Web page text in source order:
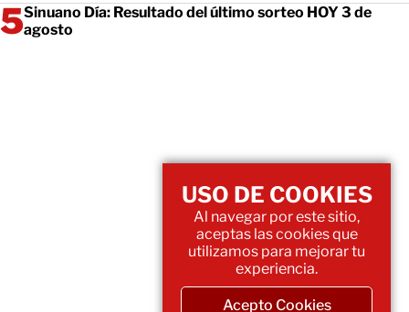
Sinuano Día: Resultado del último sorteo HOY 3 de
agosto
USO DE COOKIES
Al navegar por este sitio,
aceptas las cookies que
utilizamos para mejorar tu
experiencia.
Acepto Cookies